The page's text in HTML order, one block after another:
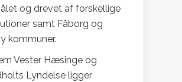
og drevet af forskellige
samt Fåborg og
kommuner.
Vester Hæsinge og
Lyndelse ligger